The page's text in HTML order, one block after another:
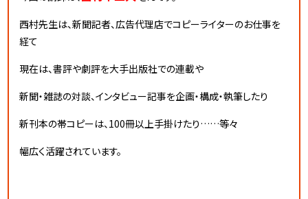
西村先生は、新聞記者、広告代理店でコピーライターのお仕事を
経て
現在は、書評や劇評を大手出版社での連載や
新聞・雑誌の対談、インタビュー記事を企画・構成・執筆したり
新刊本の帯コピーは、100冊以上手掛けたり……等々
幅広く活躍されています。